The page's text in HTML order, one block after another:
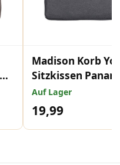
Madison Korb
Sitzkissen
48x48 cm
Auf Lager
19,99